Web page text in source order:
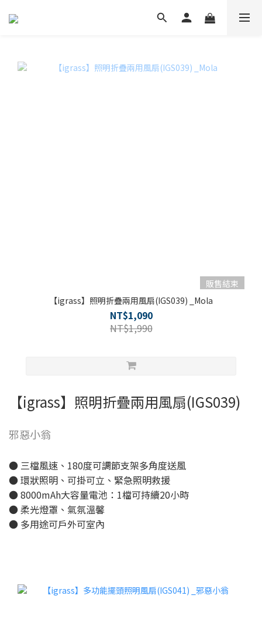
販售結束
【igrass】照明折疊兩用風扇(IGS039) _Mola
NT$1,090
NT$1,990
【igrass】照明折疊兩用風扇(IGS039)
邪惡小翁
● 三檔風速、180度可調節支架多角度送風
● 環狀照明、可掛可立、緊急照明救援
● 8000mAh大容量電池：1檔可持續20小時
● 柔光燈罩、氣氛溫馨
● 多用途可戶外可室內